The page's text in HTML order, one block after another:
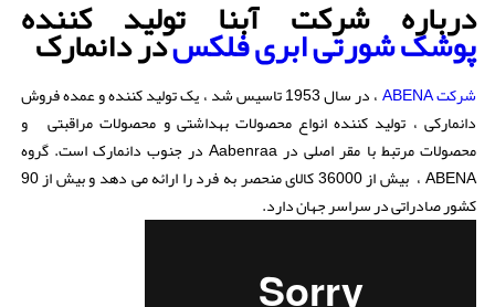
درباره شرکت آبنا تولید کننده
پوشک شورتی ابری فلکسدر دانمارک
شرکت ABENA
، در سال 1953 تاسیس شد ، یک تولید کننده و عمده فروش
دانمارکی ، تولید کننده انواع محصولات بهداشتی و محصولات مراقبتی و
محصولات مرتبط با مقر اصلی در Aabenraa در جنوب دانمارک است. گروه
ABENA ، بیش از 36000 کالای منحصر به فرد را ارائه می دهد و بیش از 90
کشور صادراتی در سراسر جهان دارد.